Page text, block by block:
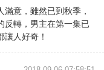
意，雖然已到秋季，
反轉，男主在第一集已
人好奇！